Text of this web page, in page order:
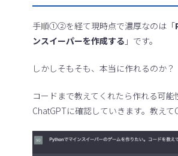
手順①②を経て現時点で濃厚なのは「
ンスイーパーを作成する 」です。
しかしそもそも、本当に作れるのか？
コードまで教えてくれたら作れる可能
ChatGPTに確認していきます。教えて